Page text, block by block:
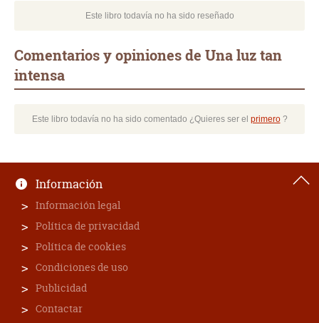
Este libro todavía no ha sido reseñado
Comentarios y opiniones de Una luz tan
intensa
Este libro todavía no ha sido comentado ¿Quieres ser el primero?
Información
Información legal
Política de privacidad
Política de cookies
Condiciones de uso
Publicidad
Contactar